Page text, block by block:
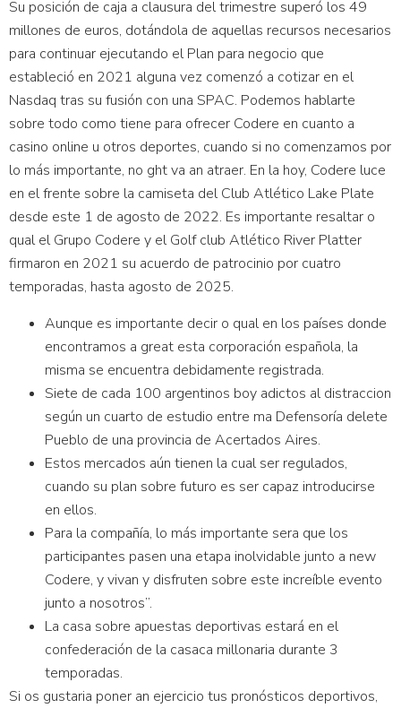
Su posición de caja a clausura del trimestre superó los 49
millones de euros, dotándola de aquellas recursos necesarios
para continuar ejecutando el Plan para negocio que
estableció en 2021 alguna vez comenzó a cotizar en el
Nasdaq tras su fusión con una SPAC. Podemos hablarte
sobre todo como tiene para ofrecer Codere en cuanto a
casino online u otros deportes, cuando si no comenzamos por
lo más importante, no ght va an atraer. En la hoy, Codere luce
en el frente sobre la camiseta del Club Atlético Lake Plate
desde este 1 de agosto de 2022. Es importante resaltar o
qual el Grupo Codere y el Golf club Atlético River Platter
firmaron en 2021 su acuerdo de patrocinio por cuatro
temporadas, hasta agosto de 2025.
Aunque es importante decir o qual en los países donde
encontramos a great esta corporación española, la
misma se encuentra debidamente registrada.
Siete de cada 100 argentinos boy adictos al distraccion
según un cuarto de estudio entre ma Defensoría delete
Pueblo de una provincia de Acertados Aires.
Estos mercados aún tienen la cual ser regulados,
cuando su plan sobre futuro es ser capaz introducirse
en ellos.
Para la compañía, lo más importante sera que los
participantes pasen una etapa inolvidable junto a new
Codere, y vivan y disfruten sobre este increíble evento
junto a nosotros”.
La casa sobre apuestas deportivas estará en el
confederación de la casaca millonaria durante 3
temporadas.
Si os gustaria poner an ejercicio tus pronósticos deportivos,